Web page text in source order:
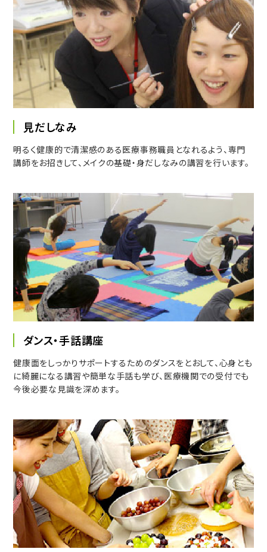
見だしなみ
明るく健康的で清潔感のある医療事務職員となれるよう、専門
講師をお招きして、メイクの基礎・身だしなみの講習を行います。
ダンス・手話講座
健康面をしっかりサポートするためのダンスをとおして、心身とも
に綺麗になる講習や簡単な手話も学び、医療機関での受付でも
今後必要な見識を深めます。